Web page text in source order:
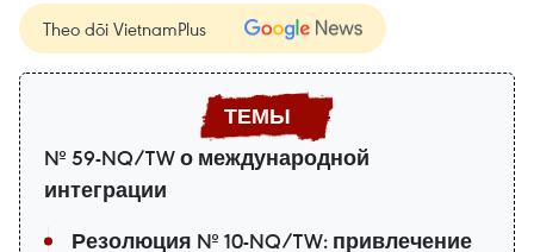
Theo dõi VietnamPlus
№ 59-NQ/TW о международной
интеграции
Резолюция № 10-NQ/TW: привлечение